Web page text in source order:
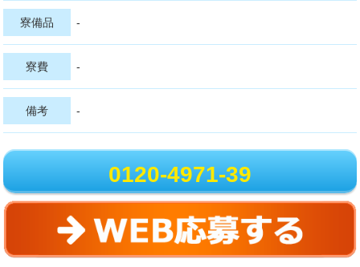
寮備品 -
寮費 -
備考 -
0120-4971-39